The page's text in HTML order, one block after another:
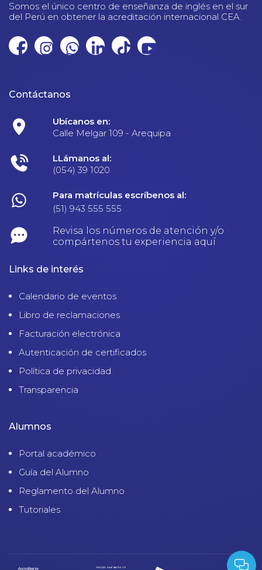
Somos el único centro de enseñanza de inglés en el sur
del Perú en obtener la acreditación internacional CEA.
Contáctanos
Ubícanos en:
Calle Melgar 109 - Arequipa
LLámanos al:
(054) 39 1020
Para matrículas escríbenos al:
(51) 943 555 555
Revisa los números de atención y/o
compártenos tu experiencia aquí
Links de interés
Calendario de eventos
Libro de reclamaciones
Facturación electrónica
Autenticación de certificados
Política de privacidad
Transparencia
Alumnos
Portal académico
Guía del Alumno
Reglamento del Alumno
Tutoriales